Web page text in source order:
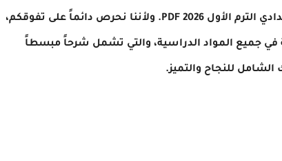
يزداد البحث بشكل مكثف عن مراجعات الصف الأول الإعدادي الترم الأول 2026 PDF. ولأننا نحرص دائماً على تفوقكم،
في جميع المواد الدراسية، والتي تشمل شرحاً مبسطاً
للنجاح والتميز.